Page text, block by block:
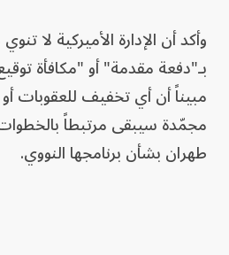
وأكد أن الإدارة الأميركية لا
بـ"دفعة مقدمة" أو "مكافأة
مبيناً أن أي تخفيف للعقوبات
مجمّدة سيبقى مرتبطاً
طهران بشأن برنامجها النووي.